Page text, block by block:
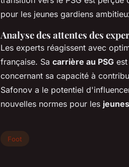
pour les jeunes gardiens
Analyse des attentes des
Les experts réagissent avec
française. Sa carrière au PSG
concernant sa capacité à
Safonov a le potentiel
nouvelles normes pour les
Foot